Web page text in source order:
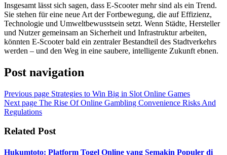
Insgesamt lässt sich sagen, dass E-Scooter mehr sind als ein Trend.
Sie stehen für eine neue Art der Fortbewegung, die auf Effizienz,
Technologie und Umweltbewusstsein setzt. Wenn Städte, Hersteller
und Nutzer gemeinsam an Sicherheit und Infrastruktur arbeiten,
könnten E-Scooter bald ein zentraler Bestandteil des Stadtverkehrs
werden – und den Weg in eine saubere, intelligente Zukunft ebnen.
Post navigation
Previous page Strategies to Win Big in Slot Online Games
Next page The Rise Of Online Gambling Convenience Risks And
Regulations
Related Post
Hukumtoto: Platform Togel Online yang Semakin Populer di